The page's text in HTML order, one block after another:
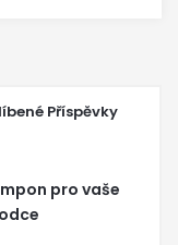
Příspěvky
pro vaše